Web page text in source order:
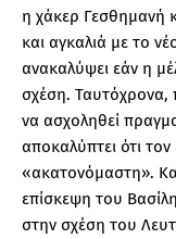
η χάκερ Γεσθημανή
και αγκαλιά με το
ανακαλύψει εάν η
σχέση. Ταυτόχρονα,
να ασχοληθεί
αποκαλύπτει ότι τον
«ακατονόμαστη».
επίσκεψη του
στην σχέση του